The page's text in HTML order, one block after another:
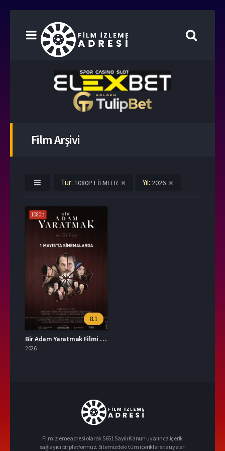
Film Arşivi
Tür: 1080P FİLMLER Yıl: 2026
1080p
8.1
Bir Adam Yaratmak Filmi İzle
2026
Filmizlemeadresi olarak 5651 Sayılı Kanun uyarınca içerik
sağlayıcı bir platformuz. Sitemizdeki tüm içerikler site üyeleri